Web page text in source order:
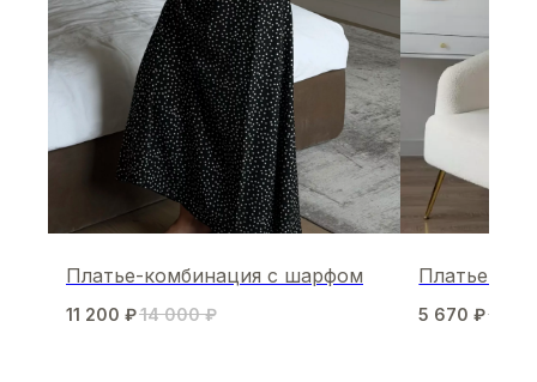
Платье-комбинация с шарфом
11 200 ₽14 000 ₽
Платье
5 670 ₽